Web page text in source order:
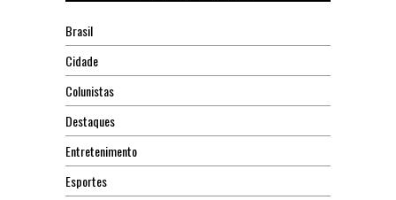
Brasil
Cidade
Colunistas
Destaques
Entretenimento
Esportes